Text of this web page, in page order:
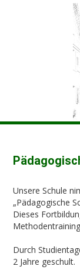
Unsere Schule
„Pädagogische
Dieses
Durch
2 Jahre geschult.